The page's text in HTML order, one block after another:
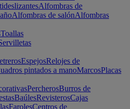
Alfombras de
Alfombras de salónAlfombras
Toallas
EspejosRelojes de
pintados a manoMarcosPlacas
PercherosBurros de
BaúlesRevisterosCajas
FarolesCentros de